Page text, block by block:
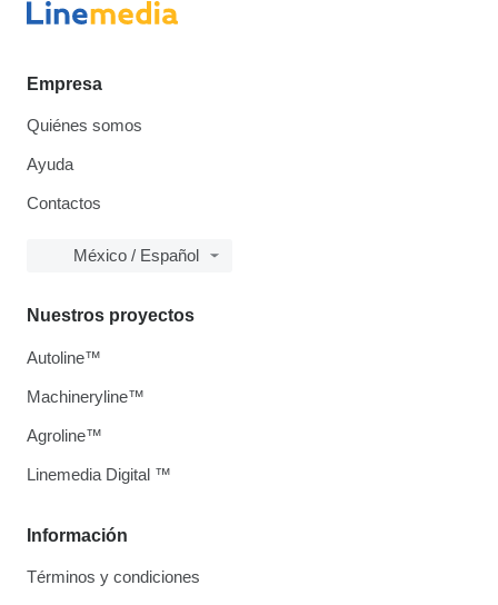
Empresa
Quiénes somos
Ayuda
Contactos
México / Español
Información
Términos y condiciones
Nuestros proyectos
Autoline™
Machineryline™
Agroline™
Linemedia Digital ™